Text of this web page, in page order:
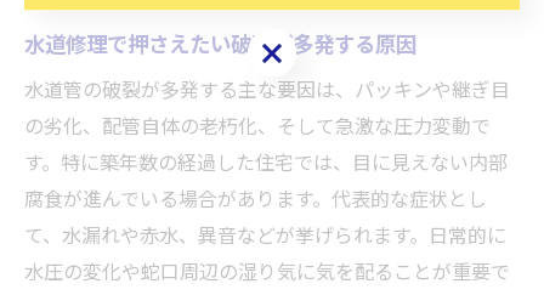
水道修理で押さえたい破裂が多発する原因
水道管の破裂が多発する主な要因は、パッキンや継ぎ目
の劣化、配管自体の老朽化、そして急激な圧力変動で
す。特に築年数の経過した住宅では、目に見えない内部
腐食が進んでいる場合があります。代表的な症状とし
て、水漏れや赤水、異音などが挙げられます。日常的に
水圧の変化や蛇口周辺の湿り気に気を配ることが重要で
無料相談はこちら